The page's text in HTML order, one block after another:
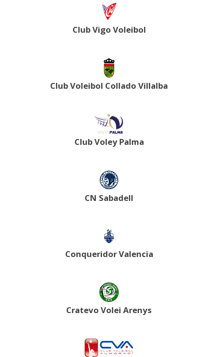
Club Vigo Voleibol
Club Voleibol Collado Villalba
Club Voley Palma
CN Sabadell
Conqueridor Valencia
Cratevo Volei Arenys